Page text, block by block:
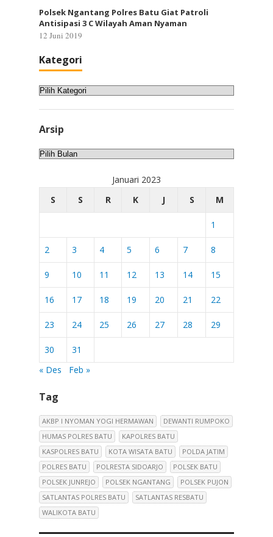
Polsek Ngantang Polres Batu Giat Patroli
Antisipasi 3 C Wilayah Aman Nyaman
12 Juni 2019
Kategori
Kategori
Arsip
Arsip
Januari 2023
S
S R K J S M
1
2 3 4 5 6 7 8
9 10 11 12 13 14 15
16 17 18 19 20 21 22
23 24 25 26 27 28 29
30
31
« Des
Feb »
Tag
AKBP I NYOMAN YOGI HERMAWAN
DEWANTI RUMPOKO
HUMAS POLRES BATU
KAPOLRES BATU
KASPOLRES BATU
KOTA WISATA BATU
POLDA JATIM
POLRES BATU
POLRESTA SIDOARJO
POLSEK BATU
POLSEK JUNREJO
POLSEK NGANTANG
POLSEK PUJON
SATLANTAS POLRES BATU
SATLANTAS RESBATU
WALIKOTA BATU